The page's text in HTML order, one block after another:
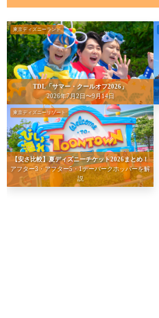
東京ディズニーランド
TDL「サマー・クールオフ2026」
2026年7月2日〜9月14日
東京ディズニーリゾート
【安さ比較】夏ディズニーチケット2026まとめ！
アフター3・アフター5・1デーパークホッパーを解
説